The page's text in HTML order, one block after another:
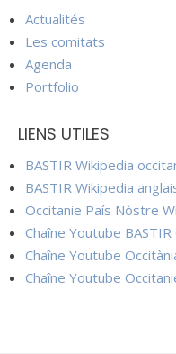
Actualités
Les comitats
Agenda
Portfolio
LIENS UTILES
BASTIR Wikipedia
BASTIR Wikipedia
Occitanie País Nòstre
Chaîne Youtube BASTIR
Chaîne Youtube
Chaîne Youtube